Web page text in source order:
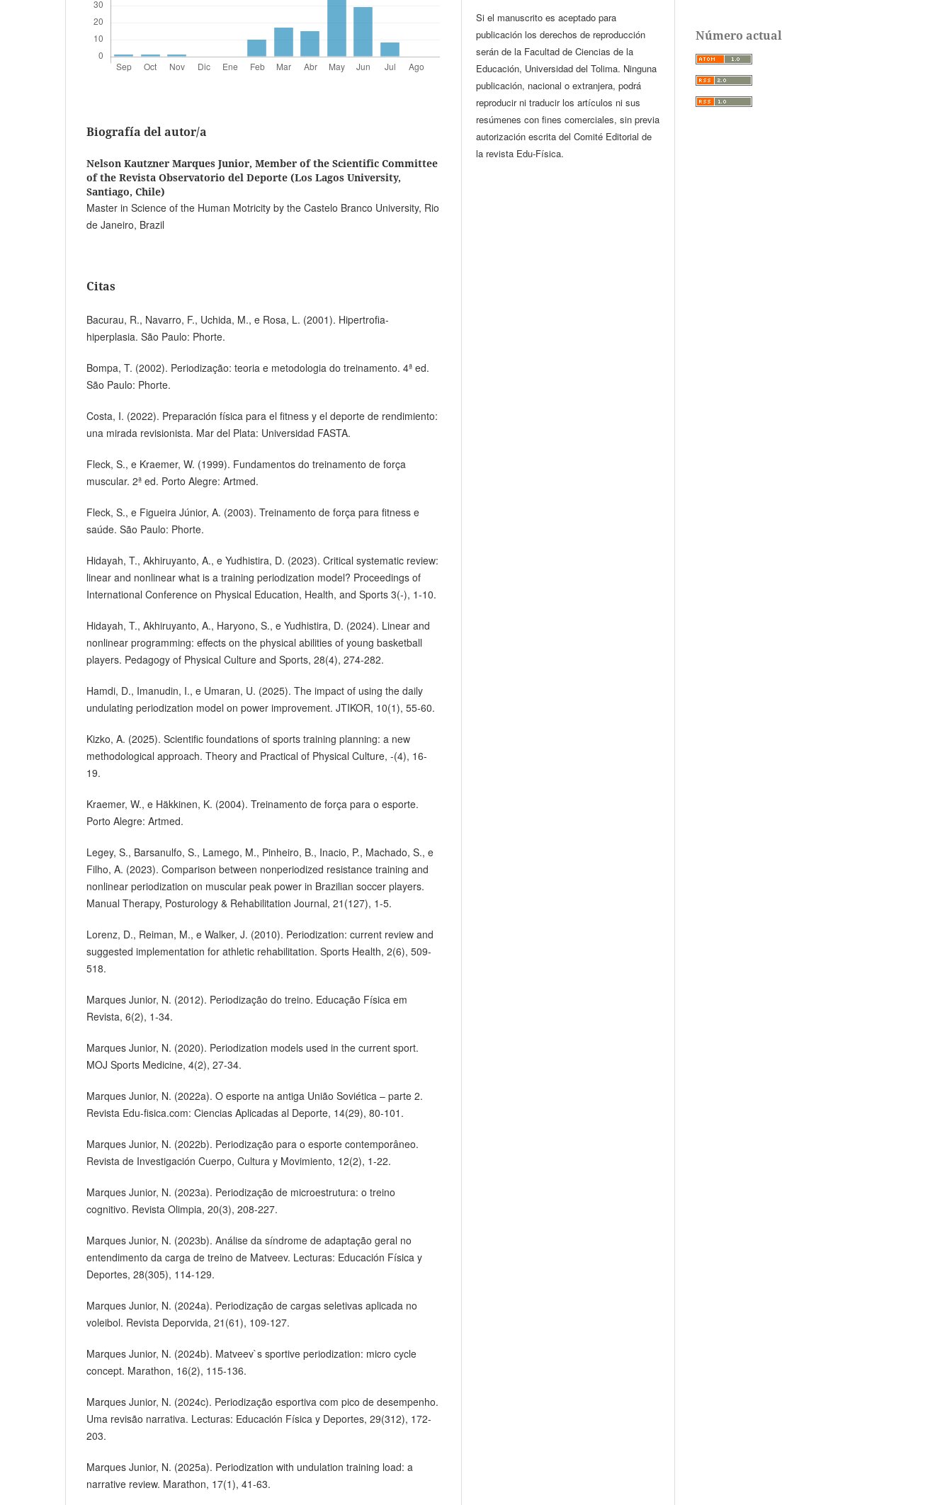
Biografía del autor/a
Nelson Kautzner Marques Junior, Member of the Scientific Committee
of the Revista Observatorio del Deporte (Los Lagos University,
Santiago, Chile)
Master in Science of the Human Motricity by the Castelo Branco University, Rio
de Janeiro, Brazil
Citas
Bacurau, R., Navarro, F., Uchida, M., e Rosa, L. (2001). Hipertrofia-
hiperplasia. São Paulo: Phorte.
Bompa, T. (2002). Periodização: teoria e metodologia do treinamento. 4ª ed.
São Paulo: Phorte.
Costa, I. (2022). Preparación física para el fitness y el deporte de rendimiento:
una mirada revisionista. Mar del Plata: Universidad FASTA.
Fleck, S., e Kraemer, W. (1999). Fundamentos do treinamento de força
muscular. 2ª ed. Porto Alegre: Artmed.
Fleck, S., e Figueira Júnior, A. (2003). Treinamento de força para fitness e
saúde. São Paulo: Phorte.
Hidayah, T., Akhiruyanto, A., e Yudhistira, D. (2023). Critical systematic review:
linear and nonlinear what is a training periodization model? Proceedings of
International Conference on Physical Education, Health, and Sports 3(-), 1-10.
Hidayah, T., Akhiruyanto, A., Haryono, S., e Yudhistira, D. (2024). Linear and
nonlinear programming: effects on the physical abilities of young basketball
players. Pedagogy of Physical Culture and Sports, 28(4), 274-282.
Hamdi, D., Imanudin, I., e Umaran, U. (2025). The impact of using the daily
undulating periodization model on power improvement. JTIKOR, 10(1), 55-60.
Kizko, A. (2025). Scientific foundations of sports training planning: a new
methodological approach. Theory and Practical of Physical Culture, -(4), 16-
19.
Kraemer, W., e Häkkinen, K. (2004). Treinamento de força para o esporte.
Porto Alegre: Artmed.
Legey, S., Barsanulfo, S., Lamego, M., Pinheiro, B., Inacio, P., Machado, S., e
Filho, A. (2023). Comparison between nonperiodized resistance training and
nonlinear periodization on muscular peak power in Brazilian soccer players.
Manual Therapy, Posturology & Rehabilitation Journal, 21(127), 1-5.
Lorenz, D., Reiman, M., e Walker, J. (2010). Periodization: current review and
suggested implementation for athletic rehabilitation. Sports Health, 2(6), 509-
518.
Marques Junior, N. (2012). Periodização do treino. Educação Física em
Revista, 6(2), 1-34.
Marques Junior, N. (2020). Periodization models used in the current sport.
MOJ Sports Medicine, 4(2), 27-34.
Marques Junior, N. (2022a). O esporte na antiga União Soviética – parte 2.
Revista Edu-fisica.com: Ciencias Aplicadas al Deporte, 14(29), 80-101.
Marques Junior, N. (2022b). Periodização para o esporte contemporâneo.
Revista de Investigación Cuerpo, Cultura y Movimiento, 12(2), 1-22.
Marques Junior, N. (2023a). Periodização de microestrutura: o treino
cognitivo. Revista Olimpia, 20(3), 208-227.
Marques Junior, N. (2023b). Análise da síndrome de adaptação geral no
entendimento da carga de treino de Matveev. Lecturas: Educación Física y
Deportes, 28(305), 114-129.
Marques Junior, N. (2024a). Periodização de cargas seletivas aplicada no
voleibol. Revista Deporvida, 21(61), 109-127.
Marques Junior, N. (2024b). Matveev`s sportive periodization: micro cycle
concept. Marathon, 16(2), 115-136.
Marques Junior, N. (2024c). Periodização esportiva com pico de desempenho.
Uma revisão narrativa. Lecturas: Educación Física y Deportes, 29(312), 172-
203.
Marques Junior, N. (2025a). Periodization with undulation training load: a
narrative review. Marathon, 17(1), 41-63.
Si el manuscrito es aceptado para
publicación los derechos de reproducción
serán de la Facultad de Ciencias de la
Educación, Universidad del Tolima. Ninguna
publicación, nacional o extranjera, podrá
reproducir ni traducir los artículos ni sus
resúmenes con fines comerciales, sin previa
autorización escrita del Comité Editorial de
la revista Edu-Física.
Número actual